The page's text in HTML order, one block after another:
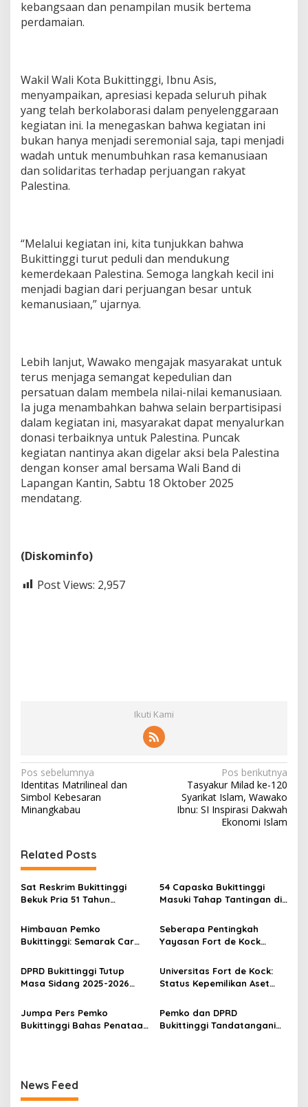
kebangsaan dan penampilan musik bertema
perdamaian.
Wakil Wali Kota Bukittinggi, Ibnu Asis,
menyampaikan, apresiasi kepada seluruh pihak
yang telah berkolaborasi dalam penyelenggaraan
kegiatan ini. Ia menegaskan bahwa kegiatan ini
bukan hanya menjadi seremonial saja, tapi menjadi
wadah untuk menumbuhkan rasa kemanusiaan
dan solidaritas terhadap perjuangan rakyat
Palestina.
“Melalui kegiatan ini, kita tunjukkan bahwa
Bukittinggi turut peduli dan mendukung
kemerdekaan Palestina. Semoga langkah kecil ini
menjadi bagian dari perjuangan besar untuk
kemanusiaan,” ujarnya.
Lebih lanjut, Wawako mengajak masyarakat untuk
terus menjaga semangat kepedulian dan
persatuan dalam membela nilai-nilai kemanusiaan.
Ia juga menambahkan bahwa selain berpartisipasi
dalam kegiatan ini, masyarakat dapat menyalurkan
donasi terbaiknya untuk Palestina. Puncak
kegiatan nantinya akan digelar aksi bela Palestina
dengan konser amal bersama Wali Band di
Lapangan Kantin, Sabtu 18 Oktober 2025
mendatang.
(Diskominfo)
Post Views: 2,957
Ikuti Kami
N
a
v
g
a
s
p
o
s
Pos sebelumnya
Identitas Matrilineal dan
Simbol Kebesaran
Minangkabau
Pos berikutnya
Tasyakur Milad ke-120
Syarikat Islam, Wawako
Ibnu: SI Inspirasi Dakwah
Ekonomi Islam
Related Posts
Sat Reskrim Bukittinggi
Bekuk Pria 51 Tahun
Scoopy
54 Capaska Bukittinggi
Masuki Tahap Tantingan di
Himbauan Pemko
Bukittinggi: Semarak Car
HUT ke I Komando Daerah
Militer (KODAM) XX/Tuanku
Imam Bonjol
Seberapa Pentingkah
Yayasan Fort de Kock
Perekonomian Masyarakat
Jam Gadang?
DPRD Bukittinggi Tutup
Masa Sidang 2025-2026
2026-2027, Wako Ramlan
Beri Apresiasi
Universitas Fort de Kock:
Status Kepemilikan Aset
Milik Yayasan Berdasarkan
Putusan Mahkamah Agung
Nomor 2108/K/Pdt/2022
Jumpa Pers Pemko
Bukittinggi Bahas Penataan
Pemko dan DPRD
Bukittinggi Tandatangani
News Feed